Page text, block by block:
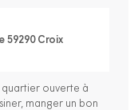
59290 Croix
quartier ouverte à
manger un bon